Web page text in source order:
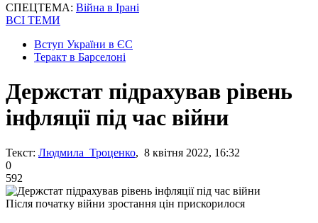
СПЕЦТЕМА: Війна в Ірані
ВСІ ТЕМИ
Вступ України в ЄС
Теракт в Барселоні
Держстат підрахував рівень
інфляції під час війни
Текст: Людмила Троценко, 8 квітня 2022, 16:32
0
592
Після початку війни зростання цін прискорилося